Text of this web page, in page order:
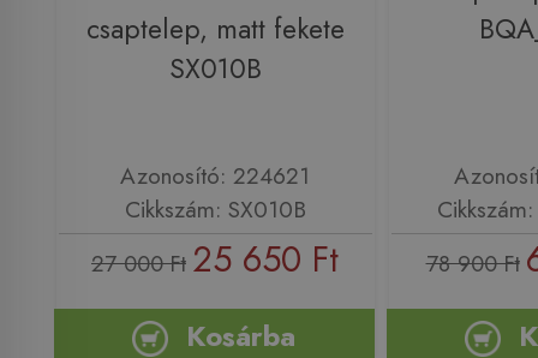
csaptelep, matt fekete
SX010B
Azonosító: 224621
Cikkszám: SX010B
27 000 Ft 25 650 Ft
Kosárba
78 900 Ft